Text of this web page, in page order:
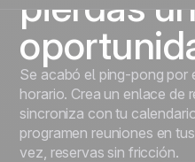
Se acabó el ping-pong por
horario. Crea un enlace de
sincroniza con tu
programen reuniones en
vez, reservas sin fricción.